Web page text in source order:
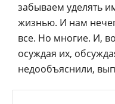
забываем уделять
жизнью. И нам
все. Но многие. И,
осуждая их,
недообъяснили,